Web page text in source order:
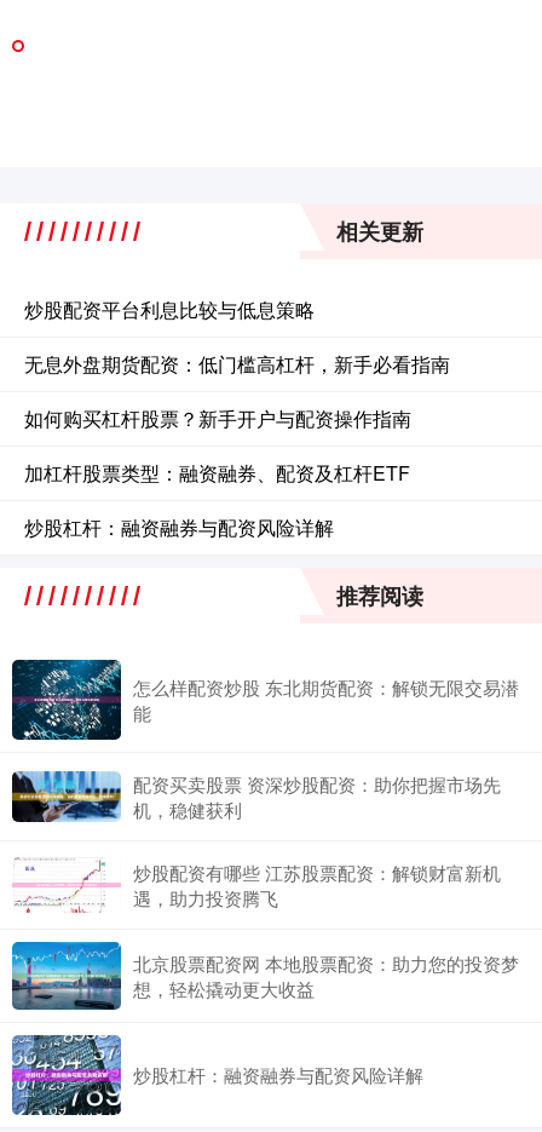
相关更新
炒股配资平台利息比较与低息策略
无息外盘期货配资：低门槛高杠杆，新手必看指南
如何购买杠杆股票？新手开户与配资操作指南
加杠杆股票类型：融资融券、配资及杠杆ETF
炒股杠杆：融资融券与配资风险详解
推荐阅读
怎么样配资炒股 东北期货配资：解锁无限交易潜
能
配资买卖股票 资深炒股配资：助你把握市场先
机，稳健获利
炒股配资有哪些 江苏股票配资：解锁财富新机
遇，助力投资腾飞
北京股票配资网 本地股票配资：助力您的投资梦
想，轻松撬动更大收益
炒股杠杆：融资融券与配资风险详解